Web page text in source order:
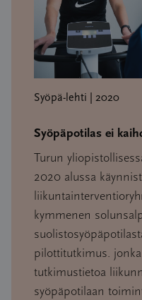
Syöpä-lehti | 2020
Syöpäpotilas ei
Turun
2020 alussa
kymmenen
pilottitutkimus.
tutkimustietoa
syöpäpotilaan